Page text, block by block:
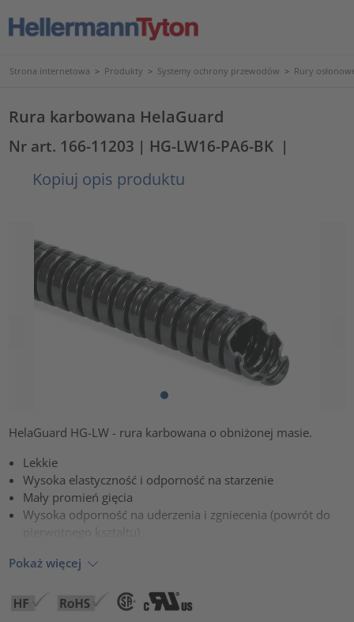
Strona internetowa > Produkty > Systemy ochrony przewodów > Rury
Rura karbowana HelaGuard
Nr art. 166-11203 | HG-LW16-PA6-BK |
Kopiuj opis produktu
HelaGuard HG-LW - rura karbowana o obniżonej masie.
Lekkie
Wysoka elastyczność i odporność na starzenie
Mały promień gięcia
Wysoka odporność na uderzenia i zgniecenia (powrót do
Pokaż więcej